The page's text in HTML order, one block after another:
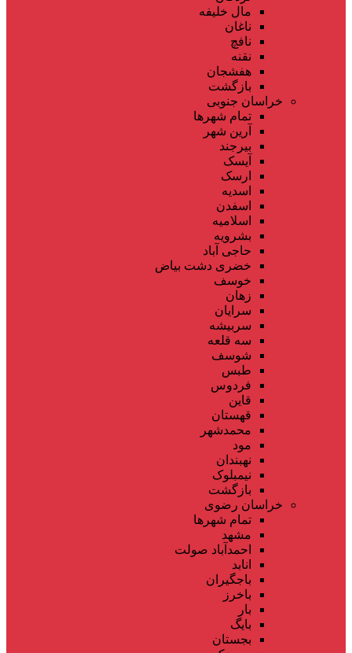
مال خلیفه
ناغان
نافچ
نقنه
هفشجان
بازگشت
خراسان جنوبی
تمام شهر‌ها
آرین شهر
بیرجند
آیسک
ارسک
اسدیه
اسفدن
اسلامیه
بشرویه
حاجی آباد
خضری دشت بیاض
خوسف
زهان
سرایان
سربیشه
سه قلعه
شوسف
طبس
فردوس
قاین
قهستان
محمدشهر
مود
نهبندان
نیمبلوک
بازگشت
خراسان رضوی
تمام شهر‌ها
مشهد
احمدآباد صولت
انابد
باجگیران
باخرز
بار
بایگ
بجستان